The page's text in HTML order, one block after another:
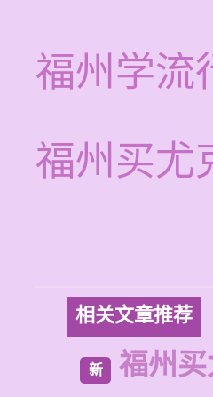
福州学流
福州买尤
相关文章推荐
新 福州